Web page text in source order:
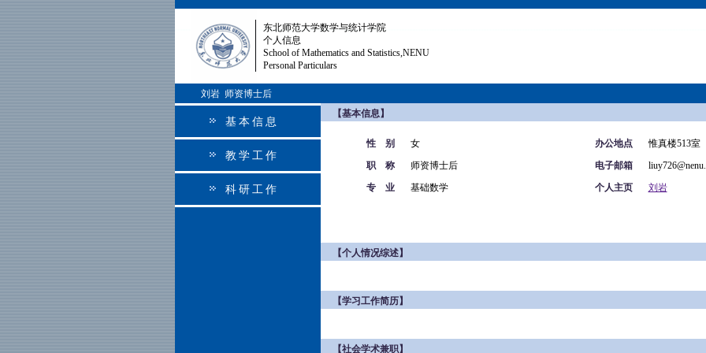
东北师范大学数学与统计学院
个人信息
School of Mathematics and Statistics,NENU
Personal Particulars
刘岩 师资博士后
基本信息
教学工作
科研工作
【基本信息】
性 别 女 办公地点
惟真楼513室
职 称
师资博士后 电子邮箱
专 业
基础数学 个人主页 刘岩
【个人情况综述】
【学习工作简历】
【社会学术兼职】